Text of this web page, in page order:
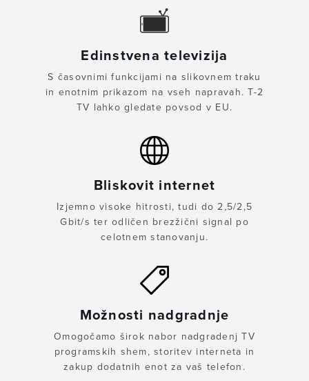
Edinstvena televizija
S časovnimi funkcijami na slikovnem traku
in enotnim prikazom na vseh napravah. T-2
TV lahko gledate povsod v EU.
Bliskovit internet
Izjemno visoke hitrosti, tudi do 2,5/2,5
Gbit/s ter odličen brezžični signal po
celotnem stanovanju.
Možnosti nadgradnje
Omogočamo širok nabor nadgradenj TV
programskih shem, storitev interneta in
zakup dodatnih enot za vaš telefon.